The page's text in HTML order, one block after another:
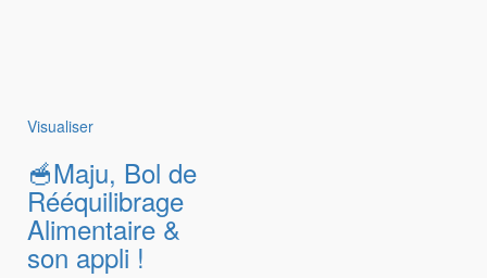
Visualiser
🥣Maju, Bol de
Rééquilibrage
Alimentaire &
son appli !